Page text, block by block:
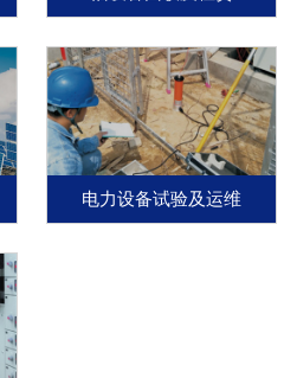
电力设备试验及运维